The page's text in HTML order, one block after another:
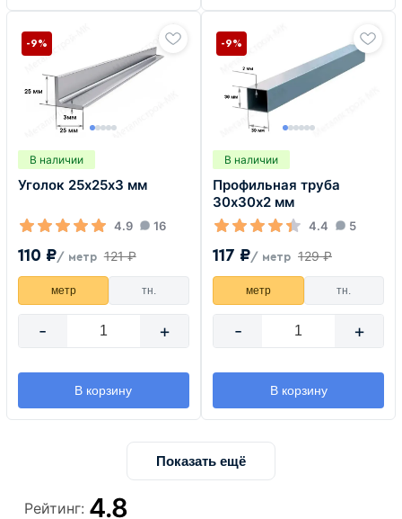
В наличии
Уголок 25х25х3 мм
4.9 16
110 ₽/ метр 121 ₽
-9%
метр тн.
- +
В корзину
В наличии
Профильная труба
30х30х2 мм
4.4 5
117 ₽/ метр 129 ₽
-9%
метр тн.
- +
В корзину
Показать ещё
Рейтинг: 4.8